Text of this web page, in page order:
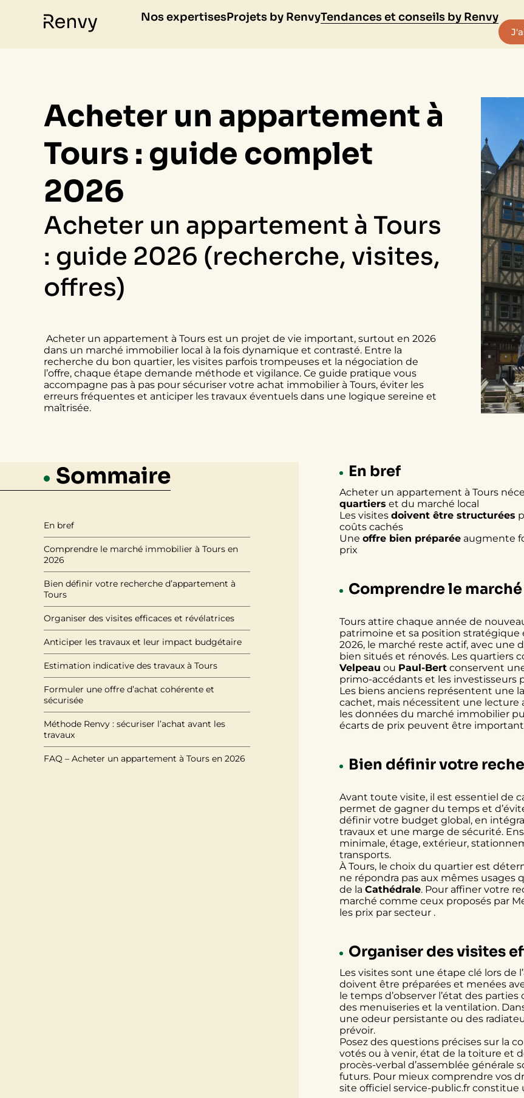
Nos expertisesProjets by RenvyTendances et conseils by Renvy
Acheter un appartement à
Tours : guide complet
2026
Acheter un appartement à Tours
: guide 2026 (recherche, visites,
offres)
Acheter un appartement à Tours est un projet de vie important, surtout en 2026
dans un marché immobilier local à la fois dynamique et contrasté. Entre la
recherche du bon quartier, les visites parfois trompeuses et la négociation de
l’offre, chaque étape demande méthode et vigilance. Ce guide pratique vous
accompagne pas à pas pour sécuriser votre achat immobilier à Tours, éviter les
erreurs fréquentes et anticiper les travaux éventuels dans une logique sereine et
maîtrisée.
Sommaire
En bref
Comprendre le marché immobilier à Tours en
2026
Bien définir votre recherche d’appartement à
Tours
Organiser des visites efficaces et révélatrices
Anticiper les travaux et leur impact budgétaire
Estimation indicative des travaux à Tours
Formuler une offre d’achat cohérente et
sécurisée
Méthode Renvy : sécuriser l’achat avant les
travaux
FAQ – Acheter un appartement à Tours en 2026
En bref
Acheter un appartement à Tours
quartiers et du marché local
Les visitesdoivent être structurées
coûts cachés
Uneoffre bien préparée augmente
prix
Comprendre le
Tours attire chaque année de
patrimoine et sa position stratégique
2026, le marché reste actif, avec
bien situés et rénovés. Les quartiers
Velpeau ou Paul-Bert conservent
primo-accédants et les investisseurs
Les biens anciens représentent une
cachet, mais nécessitent une lecture
les données du marché immobilier
écarts de prix peuvent être
Bien définir votre
Avant toute visite, il est essentiel de
permet de gagner du temps et
définir votre budget global, en
travaux et une marge de sécurité.
minimale, étage, extérieur,
transports.
À Tours, le choix du quartier est
ne répondra pas aux mêmes usages
de laCathédrale. Pour affiner votre
marché comme ceux proposés par
les prix par secteur .
Organiser des visites
Les visites sont une étape clé lors de
doivent être préparées et menées
le temps d’observer l’état des
des menuiseries et la ventilation.
une odeur persistante ou des
prévoir.
Posez des questions précises sur la
votés ou à venir, état de la toiture et
procès-verbal d’assemblée générale
futurs. Pour mieux comprendre vos
site officielservice-public.fr constitue